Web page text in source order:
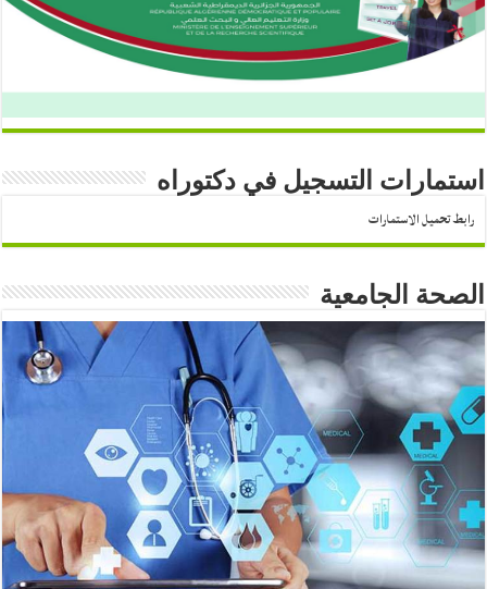
استمارات التسجيل في دكتوراه
رابط تحميل الاستمارات
الصحة الجامعية